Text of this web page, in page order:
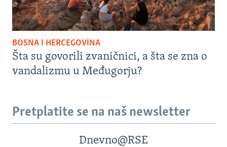
BOSNA I HERCEGOVINA
Šta su govorili zvaničnici, a šta se zna o
vandalizmu u Međugorju?
Pretplatite se na naš newsletter
Dnevno@RSE